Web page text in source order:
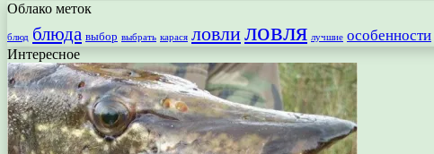
Облако меток
блюд блюда выбор выбрать карася ловлиловля лучшие особенности
Интересное